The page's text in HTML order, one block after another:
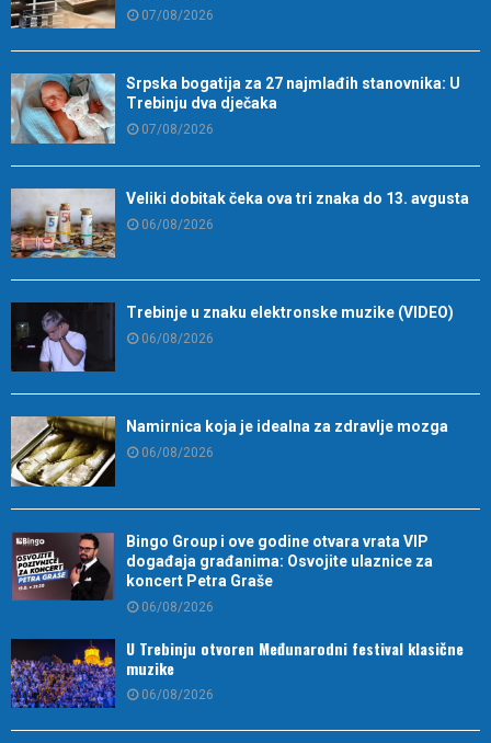
07/08/2026
Srpska bogatija za 27 najmlađih stanovnika: U
Trebinju dva dječaka
07/08/2026
Veliki dobitak čeka ova tri znaka do 13. avgusta
06/08/2026
Trebinje u znaku elektronske muzike (VIDEO)
06/08/2026
Namirnica koja je idealna za zdravlje mozga
06/08/2026
Bingo Group i ove godine otvara vrata VIP
događaja građanima: Osvojite ulaznice za
koncert Petra Graše
06/08/2026
U Trebinju otvoren Međunarodni festival klasične
muzike
06/08/2026